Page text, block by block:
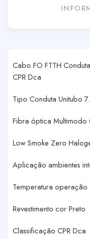
Cabo FO FTTH
CPR Dca
Tipo Conduta Unitubo
Fibra óptica Multimodo
Low Smoke Zero
Aplicação ambientes
Temperatura operação
Revestimento cor Preto
Classificação CPR Dca